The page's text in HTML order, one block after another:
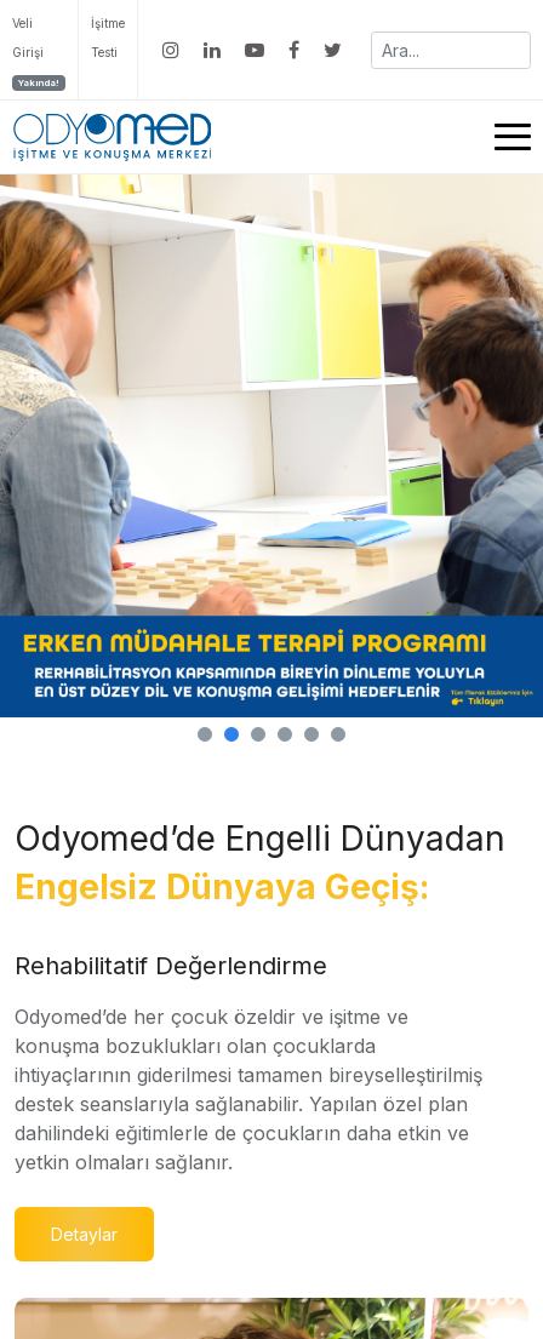
Veli
Girişi
Yakında!
İşitme
Testi
Odyomed’de Engelli Dünyadan
Engelsiz Dünyaya Geçiş:
Rehabilitatif Değerlendirme
Odyomed’de her çocuk özeldir ve işitme ve
konuşma bozuklukları olan çocuklarda
ihtiyaçlarının giderilmesi tamamen bireyselleştirilmiş
destek seanslarıyla sağlanabilir. Yapılan özel plan
dahilindeki eğitimlerle de çocukların daha etkin ve
yetkin olmaları sağlanır.
Detaylar